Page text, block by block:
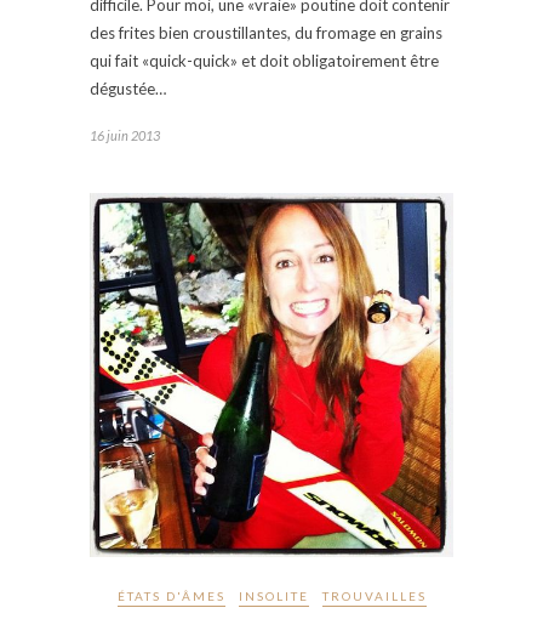
difficile. Pour moi, une «vraie» poutine doit contenir
des frites bien croustillantes, du fromage en grains
qui fait «quick-quick» et doit obligatoirement être
dégustée…
16 juin 2013
ÉTATS D'ÂMES INSOLITE TROUVAILLES